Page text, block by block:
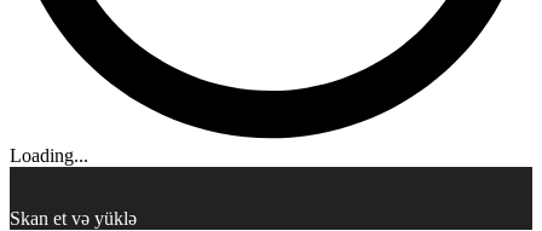
Loading...
Skan et və yüklə